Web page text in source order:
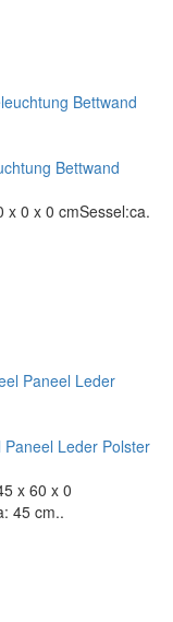
Bettwand
x 0 x 0 cmSessel:ca.
Leder Polster
x 60 x 0
45 cm..